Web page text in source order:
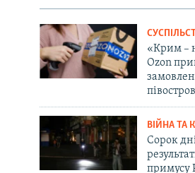
«Крим –
Ozon
ВІЙНА ТА
Сорок
примусу